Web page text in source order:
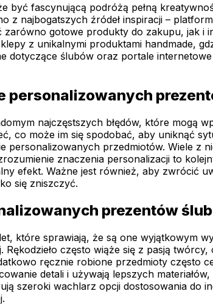
być fascynującą podróżą pełną
z najbogatszych źródeł inspiracji –
gotowe produkty do zakupu, jak i
z unikalnymi produktami handmade,
dotyczące ślubów oraz portale
personalizowanych
najczęstszych błędów, które mogą
co może im się spodobać, aby uniknąć
personalizowanych przedmiotów. Wiele z
znaczenia personalizacji to
efekt. Ważne jest również, aby zwrócić
się zniszczyć.
prezentów ślub
które sprawiają, że są one wyjątkowym
często wiąże się z pasją
ręcznie robione przedmioty często
detali i używają lepszych
szeroki wachlarz opcji dostosowania